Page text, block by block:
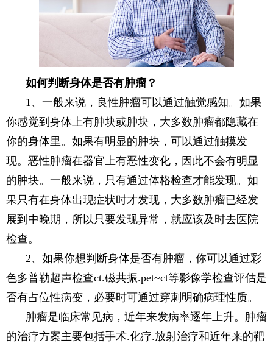
如何判断身体是否有肿瘤？
1、一般来说，良性肿瘤可以通过触觉感知。如果
你感觉到身体上有肿块或肿块，大多数肿瘤都隐藏在
你的身体里。如果有明显的肿块，可以通过触摸发
现。恶性肿瘤在器官上有恶性变化，因此不会有明显
的肿块。一般来说，只有通过体格检查才能发现。如
果只有在身体出现症状时才发现，大多数肿瘤已经发
展到中晚期，所以只要发现异常，就应该及时去医院
检查。
2、如果你想判断身体是否有肿瘤，你可以通过彩
色多普勒超声检查ct.磁共振.pet~ct等影像学检查评估是
否有占位性病变，必要时可通过穿刺明确病理性质。
肿瘤是临床常见病，近年来发病率逐年上升。肿瘤
的治疗方案主要包括手术.化疗.放射治疗和近年来的靶